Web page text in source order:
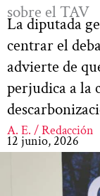
sobre el TAV
La diputada
centrar el
advierte de
perjudica a la
A. E. / Redacción
12 junio, 2026